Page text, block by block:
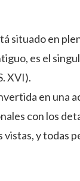
situado en
es el
XVI).
en una
con los
y todas